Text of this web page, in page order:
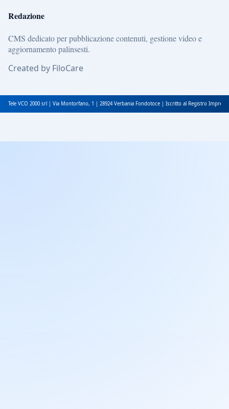
Redazione
CMS dedicato per pubblicazione contenuti, gestione video e
aggiornamento palinsesti.
Created by FiloCare
Tele VCO 2000 srl | Via Montorfano, 1 | 28924 Verbania Fondotoce | Iscritto al Registro Imprese